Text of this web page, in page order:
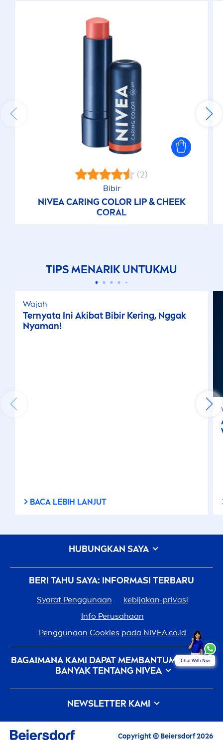
(2)
Bibir
NIVEACARINGCOLOR LIP& CHEEK
CORAL
TIPSMENARIK UNTUKMU
Wajah
Ternyata Ini Akibat Bibir Kering, Nggak
Nyaman!
BACA LEBIH LANJUT
Chat With Nivi
BERI TAHU SAYA: INFORMASI TERBARU
Syarat Penggunaan
kebijakan-privasi
Info Perusahaan
Penggunaan Cookies pada NIVEA.co.id
BAGAIMANA KAMI DAPAT MEMBANTUMU: LEBIH
BANYAK TENTANG NIVEA
SejarahNIVEA- 100 Tahun Dalam Pembuatannya
Karir Di Beiersdorf
BagaimanaNIVEAMemberikan Sentuhan Pada
Alam
NEWSLETTER KAMI
Semua berita terbaru, tips perawatan, inspirasi
HUBUNGKAN SAYA
Copyright © Beiersdorf 2026